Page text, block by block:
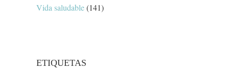
Vida saludable(141)
ETIQUETAS